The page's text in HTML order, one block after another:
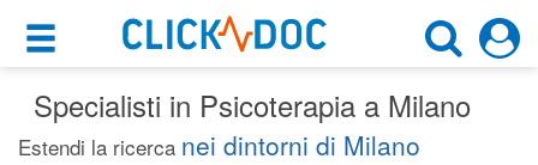
×
Motore di ricerca
×
Cerca uno specialista
Cosa possiamo offrirti
Specialisti in Psicoterapia a Milano
Estendi la ricerca nei dintorni di Milano